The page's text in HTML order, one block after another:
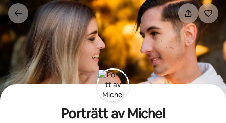
Hoppa
till
innehåll
Porträtt av Michel